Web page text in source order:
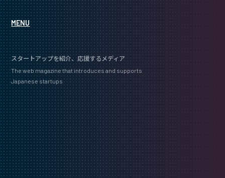
MENU
スタートアップを紹介、応援するメディア
The web magazine that introduces and supports
Japanese startups